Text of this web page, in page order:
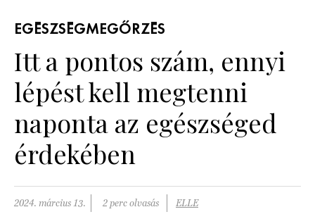
SZÉPSÉG
KULTÚRA
PSZICHÉ
PÁRKAPCSOLAT
EGÉSZSÉGMEGŐRZÉS
Itt a pontos szám, ennyi
lépést kell megtenni
naponta az egészséged
érdekében
2024. március 13. 2 perc olvasás ELLE